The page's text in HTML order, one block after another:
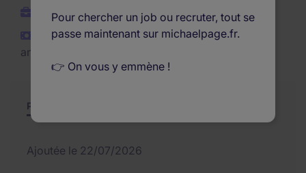
CDI
€27.000 - €33.000 par
an
Poste et missions
Ajoutée le 22/07/2026
Pour chercher un job ou recruter, tout se
passe maintenant sur michaelpage.fr.
👉 On vous y emmène !